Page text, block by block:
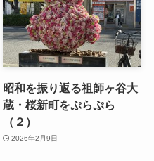
昭和を振り返る祖師ヶ谷大
蔵・桜新町をぷらぷら
（２）
2026年2月9日